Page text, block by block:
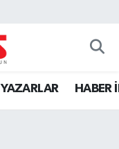
YAZARLAR HABER